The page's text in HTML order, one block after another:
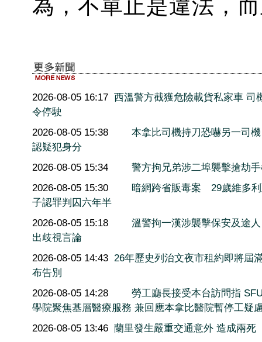
為，不單止是違法，
2026-08-05 16:17 西溫警方截獲危險載貨私家車 司
令停駛
2026-08-05 15:38
本拿比司機持刀恐嚇另一司
認疑犯身分
2026-08-05 15:34
警方拘兄弟涉二埠襲擊搶劫
2026-08-05 15:30
暗網跨省販毒案 29歲維多
子認罪判囚六年半
2026-08-05 15:18
溫警拘一漢涉襲擊保安及途
出歧視言論
2026-08-05 14:43 26年歷史列治文夜市租約即將屆
布告別
2026-08-05 14:28
勞工廳長接受本台訪問指
學院聚焦基層醫療服務 兼回應本拿比醫院暫停工疑
2026-08-05 13:46 蘭里發生嚴重交通意外 造成兩死